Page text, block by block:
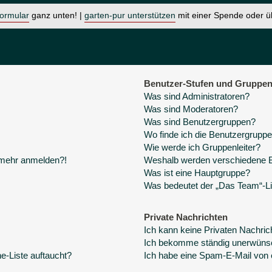
ganz unten! | garten-pur unterstützen mit einer Spende oder
anmelden?!
Liste auftaucht?
Benutzer-Stufen und Gruppen
Was sind Administratoren?
Was sind Moderatoren?
Was sind Benutzergruppen?
Wo finde ich die
Wie werde ich Gruppenleiter?
Weshalb werden verschiedene
Was ist eine Hauptgruppe?
Was bedeutet der „Das Team“-
Private Nachrichten
Ich kann keine Privaten
Ich bekomme ständig
Ich habe eine Spam-E-Mail